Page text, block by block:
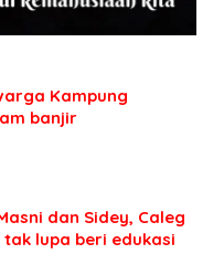
Kampung
banjir
dan Sidey, Caleg
tak lupa beri edukasi